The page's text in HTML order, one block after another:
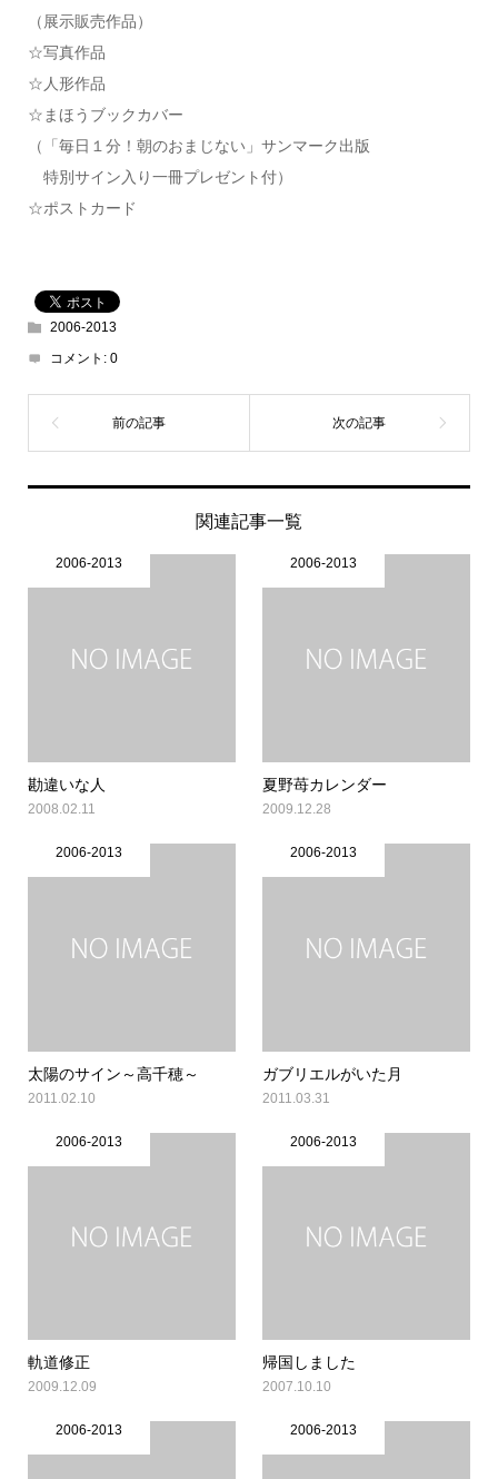
（展示販売作品）
☆写真作品
☆人形作品
☆まほうブックカバー
（「毎日１分！朝のおまじない」サンマーク出版
特別サイン入り一冊プレゼント付）
☆ポストカード
2006-2013
コメント: 0
関連記事一覧
2006-2013
勘違いな人
2008.02.11
2006-2013
夏野苺カレンダー
2009.12.28
2006-2013
太陽のサイン～高千穂～
2011.02.10
2006-2013
ガブリエルがいた月
2011.03.31
2006-2013
軌道修正
2009.12.09
2006-2013
帰国しました
2007.10.10
2006-2013 2006-2013